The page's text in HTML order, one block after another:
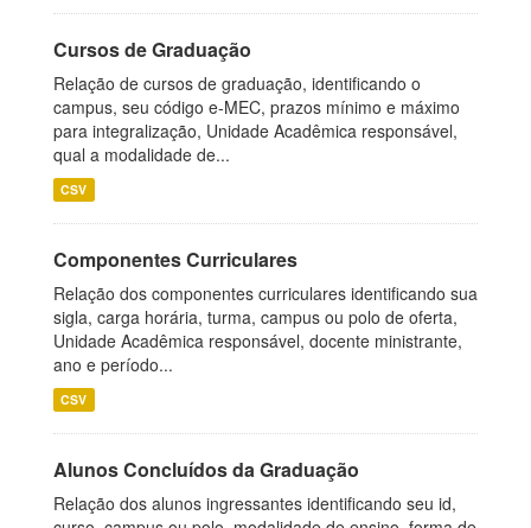
Cursos de Graduação
Relação de cursos de graduação, identificando o
campus, seu código e-MEC, prazos mínimo e máximo
para integralização, Unidade Acadêmica responsável,
qual a modalidade de...
CSV
Componentes Curriculares
Relação dos componentes curriculares identificando sua
sigla, carga horária, turma, campus ou polo de oferta,
Unidade Acadêmica responsável, docente ministrante,
ano e período...
CSV
Alunos Concluídos da Graduação
Relação dos alunos ingressantes identificando seu id,